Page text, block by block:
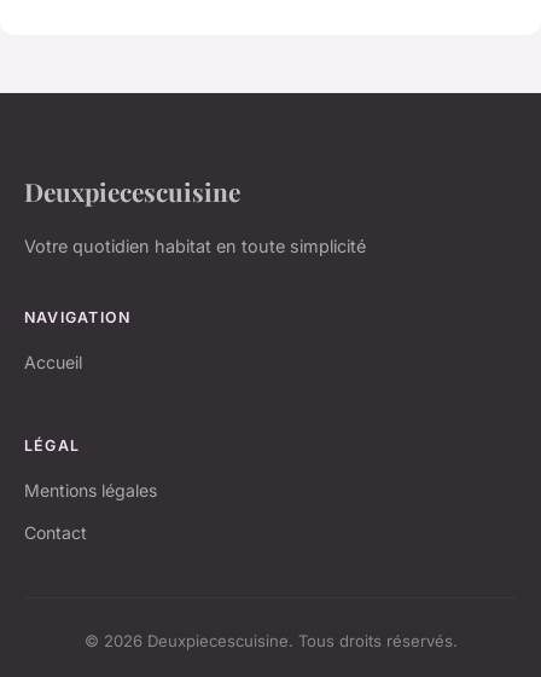
Deuxpiecescuisine
Votre quotidien habitat en toute simplicité
NAVIGATION
Accueil
LÉGAL
Mentions légales
Contact
© 2026 Deuxpiecescuisine. Tous droits réservés.